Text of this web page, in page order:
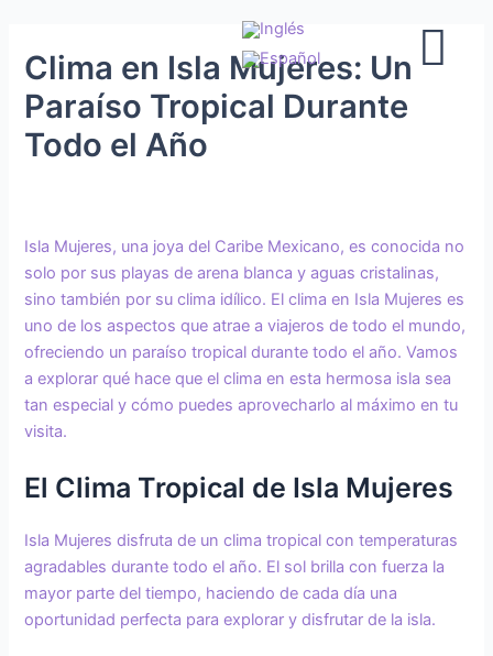
contenido
Clima en Isla Mujeres: Un
Paraíso Tropical Durante
Todo el Año
Isla Mujeres, una joya del Caribe Mexicano, es conocida no
solo por sus playas de arena blanca y aguas cristalinas,
sino también por su clima idílico. El clima en Isla Mujeres es
uno de los aspectos que atrae a viajeros de todo el mundo,
ofreciendo un paraíso tropical durante todo el año. Vamos
a explorar qué hace que el clima en esta hermosa isla sea
tan especial y cómo puedes aprovecharlo al máximo en tu
visita.
El Clima Tropical de Isla Mujeres
Isla Mujeres disfruta de un clima tropical con temperaturas
agradables durante todo el año. El sol brilla con fuerza la
mayor parte del tiempo, haciendo de cada día una
oportunidad perfecta para explorar y disfrutar de la isla.
entradas